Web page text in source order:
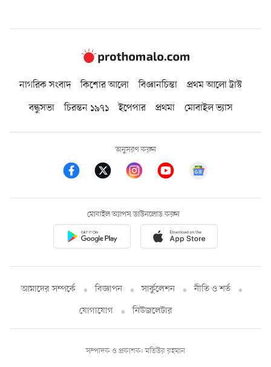
নাগরিক সংবাদ কিশোর আলো বিজ্ঞানচিন্তা
প্রথম আলো ট্রাস্ট
বন্ধুসভা
চিরন্তন ১৯৭১ ইপেপার প্রথমা মোবাইল ভ্যাস
অনুসরণ করুন
মোবাইল অ্যাপস ডাউনলোড করুন
আমাদের সম্পর্কে বিজ্ঞাপন সার্কুলেশন
নীতি ও শর্ত
যোগাযোগ
নিউজলেটার
সম্পাদক ও প্রকাশক: মতিউর রহমান